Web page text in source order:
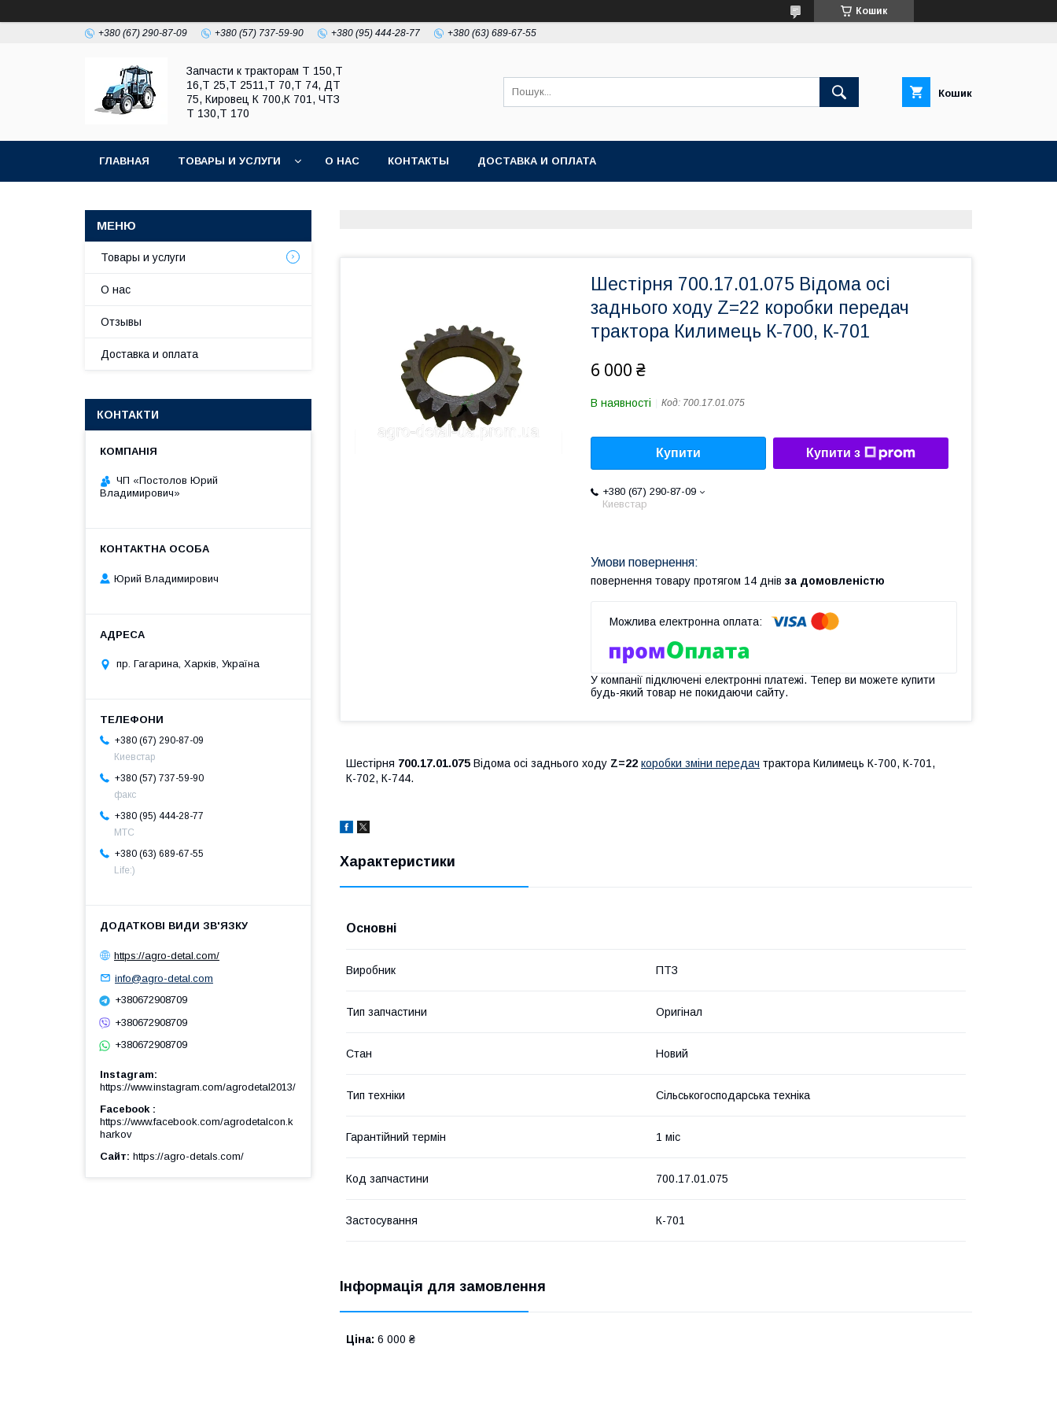
Кошик
+380 (67) 290-87-09 +380 (57) 737-59-90 +380 (95) 444-28-77 +380 (63) 689-67-55
Запчасти к тракторам Т 150,Т
16,Т 25,Т 2511,Т 70,Т 74, ДТ
75, Кировец К 700,К 701, ЧТЗ
Т 130,Т 170
Кошик
ГЛАВНАЯ ТОВАРЫ И УСЛУГИ О НАС КОНТАКТЫ ДОСТАВКА И ОПЛАТА
Шестірня 700.17.01.075 Відома осі
заднього ходу Z=22 коробки передач
трактора Килимець К-700, К-701
6 000 ₴
В наявності Код: 700.17.01.075
Купити Купити з
+380 (67) 290-87-09
Киевстар
повернення товару протягом 14 днів за домовленістю
У компанії підключені електронні платежі. Тепер ви можете купити
будь-який товар не покидаючи сайту.
Шестірня 700.17.01.075 Відома осі заднього ходу Z=22 коробки зміни передач трактора Килимець К-700, К-701,
К-702, К-744.
Характеристики
Основні
Виробник ПТЗ
Тип запчастини Оригінал
Стан Новий
Тип техніки Сільськогосподарська техніка
Гарантійний термін 1 міс
Код запчастини 700.17.01.075
Застосування К-701
Інформація для замовлення
Ціна: 6 000 ₴
Товары и услуги
О нас
Отзывы
Доставка и оплата
КОНТАКТИ
ЧП «Постолов Юрий
Владимирович»
Юрий Владимирович
пр. Гагарина, Харків, Україна
+380 (67) 290-87-09
Киевстар
+380 (57) 737-59-90
факс
+380 (95) 444-28-77
МТС
+380 (63) 689-67-55
Life:)
https://agro-detal.com/
info@agro-detal.com
+380672908709
+380672908709
+380672908709
Instagram
https://www.instagram.com/agrodetal2013/
Facebook
https://www.facebook.com/agrodetalcon.k
harkov
Сайт https://agro-detals.com/